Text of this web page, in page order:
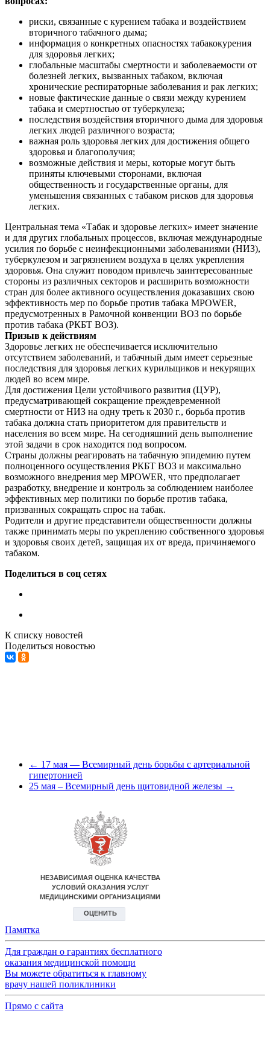
риски, связанные с курением табака и воздействием
вторичного табачного дыма;
информация о конкретных опасностях табакокурения
для здоровья легких;
глобальные масштабы смертности и заболеваемости от
болезней легких, вызванных табаком, включая
хронические респираторные заболевания и рак легких;
новые фактические данные о связи между курением
табака и смертностью от туберкулеза;
последствия воздействия вторичного дыма для здоровья
легких людей различного возраста;
важная роль здоровья легких для достижения общего
здоровья и благополучия;
возможные действия и меры, которые могут быть
приняты ключевыми сторонами, включая
общественность и государственные органы, для
уменьшения связанных с табаком рисков для здоровья
легких.
Центральная тема «Табак и здоровье легких» имеет значение
и для других глобальных процессов, включая международные
усилия по борьбе с неинфекционными заболеваниями (НИЗ),
туберкулезом и загрязнением воздуха в целях укрепления
здоровья. Она служит поводом привлечь заинтересованные
стороны из различных секторов и расширить возможности
стран для более активного осуществления доказавших свою
эффективность мер по борьбе против табака MPOWER,
предусмотренных в Рамочной конвенции ВОЗ по борьбе
против табака (РКБТ ВОЗ).
Призыв к действиям
Здоровье легких не обеспечивается исключительно
отсутствием заболеваний, и табачный дым имеет серьезные
последствия для здоровья легких курильщиков и некурящих
людей во всем мире.
Для достижения Цели устойчивого развития (ЦУР),
предусматривающей сокращение преждевременной
смертности от НИЗ на одну треть к 2030 г., борьба против
табака должна стать приоритетом для правительств и
населения во всем мире. На сегодняшний день выполнение
этой задачи в срок находится под вопросом.
Страны должны реагировать на табачную эпидемию путем
полноценного осуществления РКБТ ВОЗ и максимально
возможного внедрения мер MPOWER, что предполагает
разработку, внедрение и контроль за соблюдением наиболее
эффективных мер политики по борьбе против табака,
призванных сокращать спрос на табак.
Родители и другие представители общественности должны
также принимать меры по укреплению собственного здоровья
и здоровья своих детей, защищая их от вреда, причиняемого
табаком.
Поделиться в соц сетях
К списку новостей
Поделиться новостью
← 17 мая — Всемирный день борьбы с артериальной
гипертонией
25 мая – Всемирный день щитовидной железы →
Памятка
Для граждан о гарантиях бесплатного
оказания медицинской помощи
Вы можете обратиться к главному
врачу нашей поликлиники
Прямо с сайта